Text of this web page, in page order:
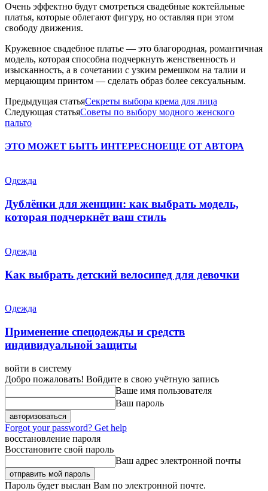
Очень эффектно будут смотреться свадебные коктейльные
платья, которые облегают фигуру, но оставляя при этом
свободу движения.
Кружевное свадебное платье — это благородная, романтичная
модель, которая способна подчеркнуть женственность и
изысканность, а в сочетании с узким ремешком на талии и
мерцающим принтом — сделать образ более сексуальным.
Предыдущая статьяСекреты выбора крема для лица
Следующая статьяСоветы по выбору модного женского
пальто
ЭТО МОЖЕТ БЫТЬ ИНТЕРЕСНОЕЩЕ ОТ АВТОРА
Одежда
Дублёнки для женщин: как выбрать модель,
которая подчеркнёт ваш стиль
Одежда
Как выбрать детский велосипед для девочки
Одежда
Применение спецодежды и средств
индивидуальной защиты
войти в систему
Добро пожаловать! Войдите в свою учётную запись
Ваше имя пользователя
Ваш пароль
Forgot your password? Get help
восстановление пароля
Восстановите свой пароль
Ваш адрес электронной почты
Пароль будет выслан Вам по электронной почте.